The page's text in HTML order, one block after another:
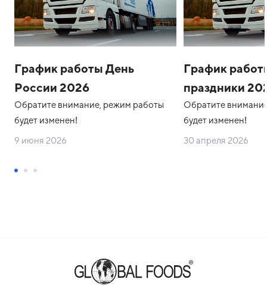
График работы День
России 2026
Обратите внимание, режим работы
будет изменен!
9 июня 2026
График
праздники
Обратите
будет изменен!
30 апреля 2026